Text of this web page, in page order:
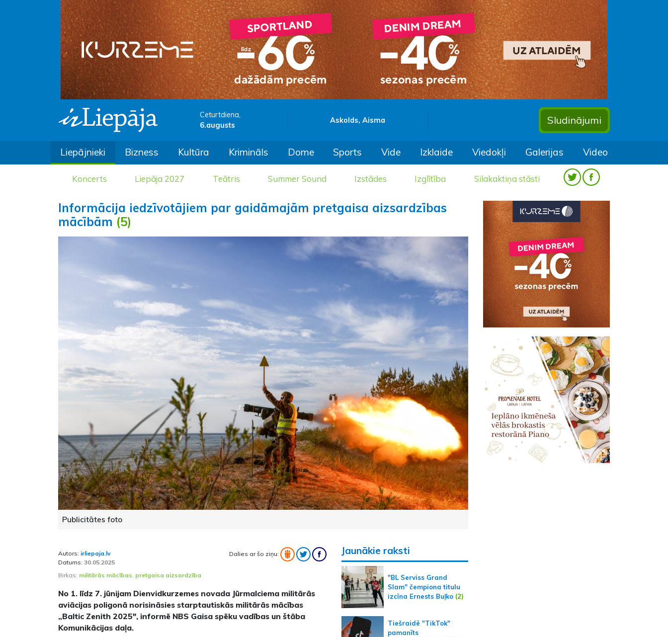
Ceturtdiena,
6.augusts
Askolds, Aisma Sludinājumi
Liepājnieki Bizness Kultūra Krimināls Dome Sports Vide Izklaide Viedokļi Galerijas Video
Koncerts Liepāja 2027 Teātris Summer Sound Izstādes Izglītība Silakaktiņa stāsti
Informācija iedzīvotājiem par gaidāmajām pretgaisa aizsardzības
mācībām (5)
Publicitātes foto
Autors: irliepaja.lv
Datums: 30.05.2025
Dalies ar šo ziņu:
Birkas: militārās mācības, pretgaisa aizsardzība
No 1. līdz 7. jūnijam Dienvidkurzemes novada Jūrmalciema militārās
aviācijas poligonā norisināsies starptautiskās militārās mācības
„Baltic Zenith 2025", informē NBS Gaisa spēku vadības un štāba
Komunikācijas daļa.
Jaunākie raksti
"BL Serviss Grand
Slam" čempiona titulu
izcīna Ernests Buļko(2)
Tiešraidē "TikTok"
pamanīts